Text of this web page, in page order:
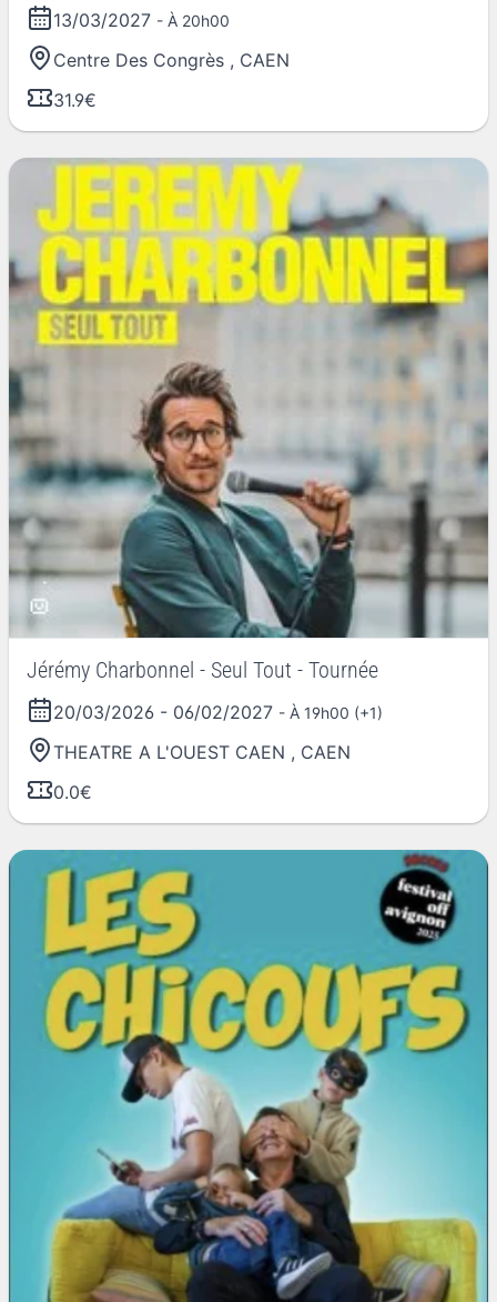
13/03/2027 - À 20h00
Centre Des Congrès , CAEN
31.9€
Jérémy Charbonnel - Seul Tout - Tournée
20/03/2026 - 06/02/2027 - À 19h00 (+1)
THEATRE A L'OUEST CAEN , CAEN
0.0€